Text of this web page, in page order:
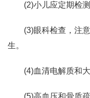
(2)小儿应定期检
(3)眼科检查，注
生。
(4)血清电解质和大
(5)高血压和骨质